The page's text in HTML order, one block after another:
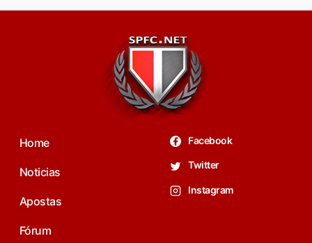
Home
Noticias
Apostas
Fórum
Facebook
Twitter
Instagram